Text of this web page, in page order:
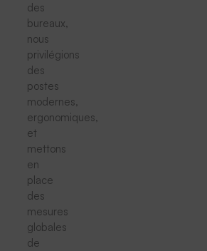
des
bureaux,
nous
privilégions
des
postes
modernes,
ergonomiques,
et
mettons
en
place
des
mesures
globales
de